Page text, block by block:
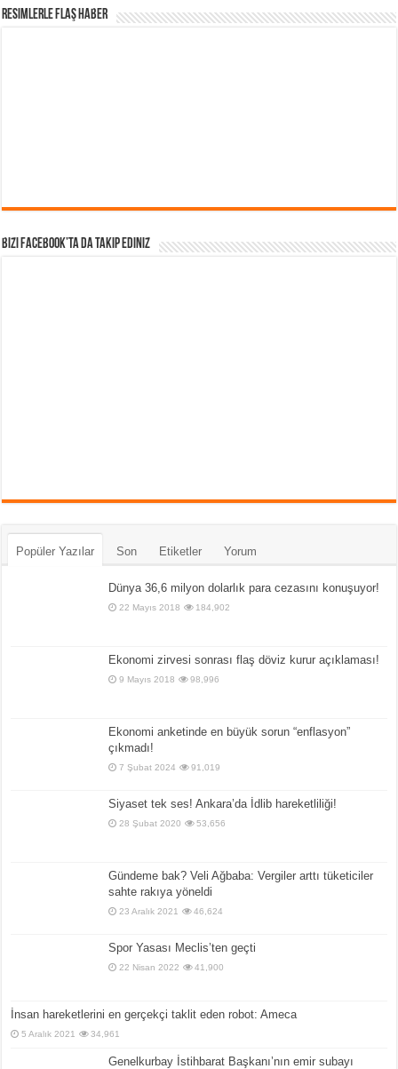
Resimlerle Flaş Haber
Bizi Facebook’ta da takip Ediniz
Popüler Yazılar Son Etiketler Yorum
Dünya 36,6 milyon dolarlık para cezasını konuşuyor!
22 Mayıs 2018 184,902
Ekonomi zirvesi sonrası flaş döviz kurur açıklaması!
9 Mayıs 2018 98,996
Ekonomi anketinde en büyük sorun “enflasyon”
çıkmadı!
7 Şubat 2024 91,019
Siyaset tek ses! Ankara’da İdlib hareketliliği!
28 Şubat 2020 53,656
Gündeme bak? Veli Ağbaba: Vergiler arttı tüketiciler
sahte rakıya yöneldi
23 Aralık 2021 46,624
Spor Yasası Meclis’ten geçti
22 Nisan 2022 41,900
İnsan hareketlerini en gerçekçi taklit eden robot: Ameca
5 Aralık 2021 34,961
Genelkurbay İstihbarat Başkanı’nın emir subayı